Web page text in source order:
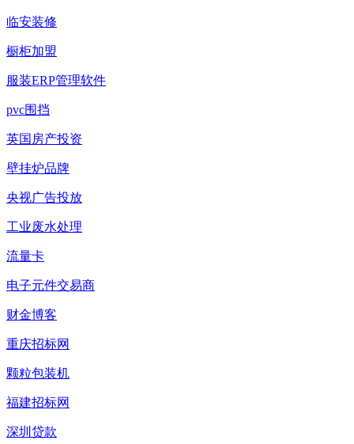
临安装修
橱柜加盟
服装ERP管理软件
pvc围挡
英国房产投资
壁挂炉品牌
央视广告投放
工业废水处理
流量卡
电子元件交易商
财金博客
重庆招标网
颗粒包装机
福建招标网
深圳贷款